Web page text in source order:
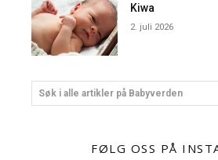
Kiwa
2. juli 2026
Søk i alle artikler på Babyverden
FØLG OSS PÅ